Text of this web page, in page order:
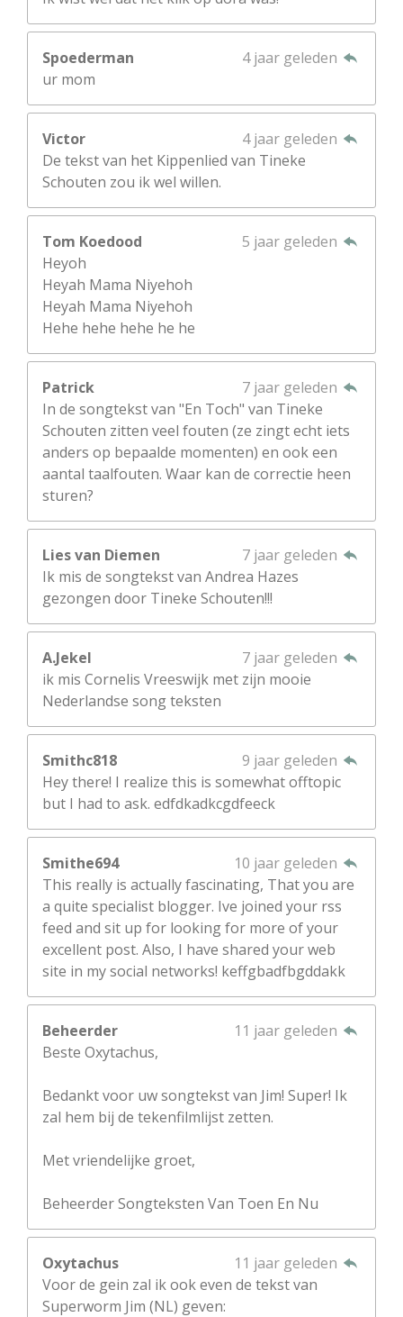
Spoederman
4 jaar geleden
ur mom
Victor
4 jaar geleden
De tekst van het Kippenlied van Tineke
Schouten zou ik wel willen.
Tom Koedood
5 jaar geleden
Heyoh
Heyah Mama Niyehoh
Heyah Mama Niyehoh
Hehe hehe hehe he he
Patrick
7 jaar geleden
In de songtekst van "En Toch" van Tineke
Schouten zitten veel fouten (ze zingt echt iets
anders op bepaalde momenten) en ook een
aantal taalfouten. Waar kan de correctie heen
sturen?
Lies van Diemen
7 jaar geleden
Ik mis de songtekst van Andrea Hazes
gezongen door Tineke Schouten!!!
A.Jekel
7 jaar geleden
ik mis Cornelis Vreeswijk met zijn mooie
Nederlandse song teksten
Smithc818
9 jaar geleden
Hey there! I realize this is somewhat offtopic
but I had to ask. edfdkadkcgdfeeck
Smithe694
10 jaar geleden
This really is actually fascinating, That you are
a quite specialist blogger. Ive joined your rss
feed and sit up for looking for more of your
excellent post. Also, I have shared your web
site in my social networks! keffgbadfbgddakk
Beheerder
11 jaar geleden
Beste Oxytachus,
Bedankt voor uw songtekst van Jim! Super! Ik
zal hem bij de tekenfilmlijst zetten.
Met vriendelijke groet,
Beheerder Songteksten Van Toen En Nu
Oxytachus
11 jaar geleden
Voor de gein zal ik ook even de tekst van
Superworm Jim (NL) geven: